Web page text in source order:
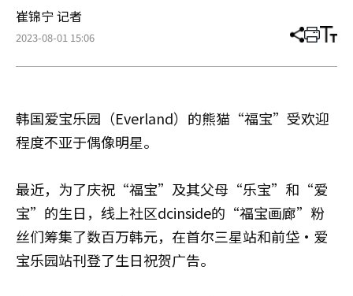
崔锦宁 记者
2023-08-01 15:06 分
章
打 调
小
韩国爱宝乐园（Everland）的熊猫“福宝”受欢迎
程度不亚于偶像明星。
最近，为了庆祝“福宝”及其父母“乐宝”和“爱
宝”的生日，线上社区dcinside的“福宝画廊”粉
丝们筹集了数百万韩元，在首尔三星站和前垈·爱
宝乐园站刊登了生日祝贺广告。